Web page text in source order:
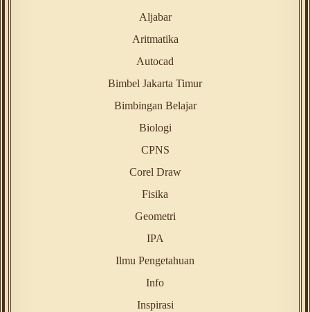
Aljabar
Aritmatika
Autocad
Bimbel Jakarta Timur
Bimbingan Belajar
Biologi
CPNS
Corel Draw
Fisika
Geometri
IPA
Ilmu Pengetahuan
Info
Inspirasi